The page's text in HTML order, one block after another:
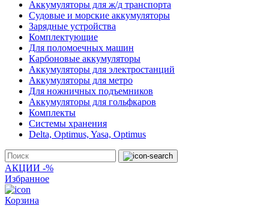
Аккумуляторы для ж/д транспорта
Судовые и морские аккумуляторы
Зарядные устройства
Комплектующие
Для поломоечных машин
Карбоновые аккумуляторы
Аккумуляторы для электростанций
Аккумуляторы для метро
Для ножничных подъемников
Аккумуляторы для гольфкаров
Комплекты
Системы хранения
Delta, Optimus, Yasa, Optimus
АКЦИИ -%
Избранное
Корзина